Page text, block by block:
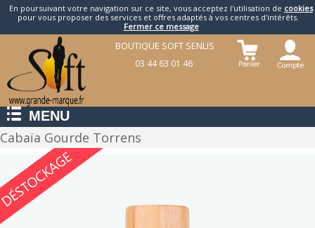
En poursuivant votre navigation sur ce site, vous acceptez l'utilisation de cookies
pour vous proposer des services et offres adaptés à vos centres d'intérêts.
Fermer ce message
BOUTIQUE SOFT SENLIS
03 44 63 01 46
MENU
Cabaïa Gourde Torrens